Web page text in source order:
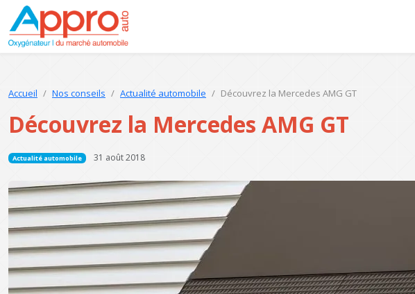
Accueil Nos conseils Actualité automobile Découvrez la Mercedes AMG GT
Découvrez la Mercedes AMG GT
Actualité automobile 31 août 2018